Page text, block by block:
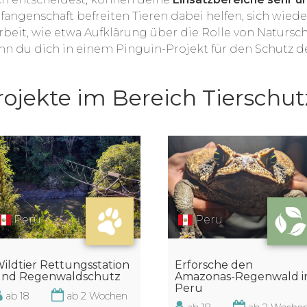
befreiten Tieren dabei helfen, sich
wie etwa Aufklärung über die Rolle von
du dich in einem Pinguin-Projekt für den
im Bereich
Peru
Rettungsstation
Regenwaldschutz
ab 18
ab 2 Wochen
Peru
Erforsche den
Amazonas-Regenwald
Peru